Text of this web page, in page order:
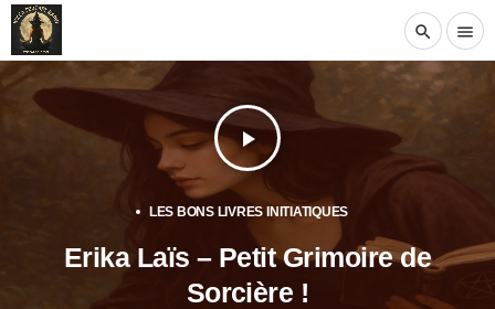
search menu
play_arrow
LES BONS LIVRES INITIATIQUES
Erika Laïs – Petit Grimoire de
Sorcière !